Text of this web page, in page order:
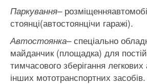
Паркування–
стоянці(автостоянцічи гаражі).
Автостоянка– спеціально
майданчик (площадка) для
тимчасового зберігання легкових
інших мототранспортних засобів.